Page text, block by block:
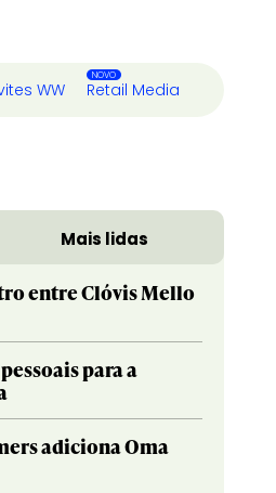
WW Retail Media
Mais lidas
entre Clóvis Mello
para a
adiciona Oma